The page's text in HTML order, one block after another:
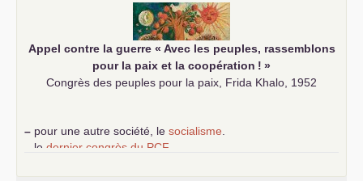
Appel contre la guerre « Avec les peuples, rassemblons
pour la paix et la coopération ! »
Congrès des peuples pour la paix, Frida Khalo, 1952
– pour une autre société, le socialisme
le dernier congrès du PCF